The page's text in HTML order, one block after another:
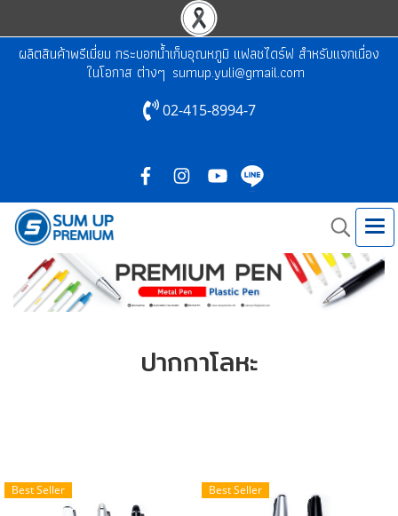
ผลิตสินค้าพรีเมี่ยม กระบอกน้ำเก็บอุณหภูมิ แฟลชไดร์ฟ สำหรับแจกเนื่อง
ในโอกาส ต่างๆ sumup.yuli@gmail.com
02-415-8994-7
ปากกาโลหะ
Best Seller Best Seller